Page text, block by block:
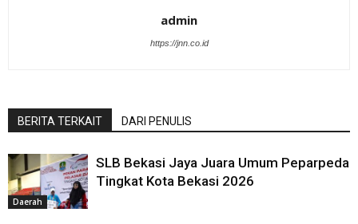
admin
https://jnn.co.id
BERITA TERKAIT DARI PENULIS
Daerah
SLB Bekasi Jaya Juara Umum Peparpeda
Tingkat Kota Bekasi 2026